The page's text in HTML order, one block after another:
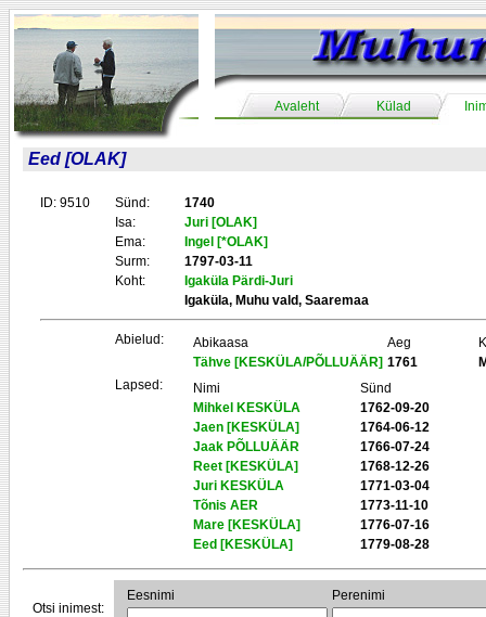
Avaleht Külad
Eed [OLAK]
ID: 9510 Sünd:
1740
Isa:
Juri [OLAK]
Ema:
Ingel [*OLAK]
Surm:
1797-03-11
Koht:
Igaküla Pärdi-Juri
Igaküla, Muhu vald, Saaremaa
Abielud: Abikaasa Aeg
Tähve [KESKÜLA/PÕLLUÄÄR] 1761
Lapsed:
Nimi
Sünd
Mihkel KESKÜLA
1762-09-20
Jaen [KESKÜLA]
1764-06-12
Jaak PÕLLUÄÄR
1766-07-24
Reet [KESKÜLA]
1768-12-26
Juri KESKÜLA
1771-03-04
Tõnis AER
1773-11-10
Mare [KESKÜLA]
1776-07-16
Eed [KESKÜLA]
1779-08-28
Otsi inimest:
Eesnimi Perenimi